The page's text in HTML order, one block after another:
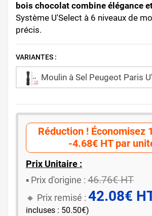
bois chocolat combine élégance
Système U'Select à 6 niveaux de
précis.
VARIANTES :
Moulin à Sel Peugeot Paris U'Select
Réduction ! Économisez
-4.68€ HT par
Prix Unitaire :
▪️ ​Prix d'origine : 46.76€ HT
🔸​​ Prix remisé : 42.08€
incluses : 50.50€)